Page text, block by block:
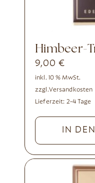
9,00 €
inkl. 10 % MwSt.
zzgl.Versandkosten
Lieferzeit: 2-4 Tage
IN